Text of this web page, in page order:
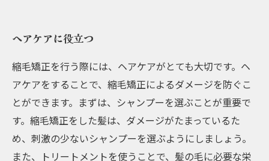
ヘアケアに役立つ
縮毛矯正を行う際には、ヘアケアがとても大切です。ヘ
アケアをすることで、縮毛矯正によるダメージを防ぐこ
とができます。まずは、シャンプーを選ぶことが重要で
す。縮毛矯正をした髪は、ダメージがたまっているた
め、刺激の少ないシャンプーを選ぶようにしましょう。
また、トリートメントを使うことで、髪の毛に必要な栄